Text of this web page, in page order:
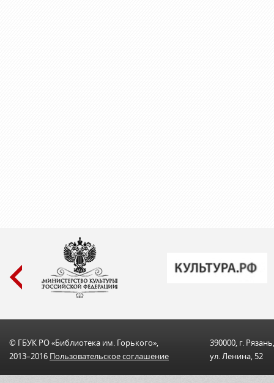
© ГБУК РО «Библиотека им. Горького»,
2013–2016 Пользовательскоe соглашениe
390000, г. Рязань,
ул. Ленина, 52